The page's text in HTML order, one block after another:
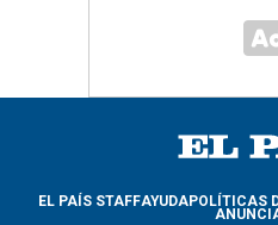
EL PAÍS STAFFAYUDAPOLÍTICAS